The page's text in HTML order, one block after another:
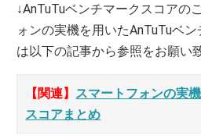
↓AnTuTuベンチマークスコアの
ォンの実機を用いたAnTuTuベ
は以下の記事から参照をお願い
【関連】 スマートフォンの実
スコアまとめ